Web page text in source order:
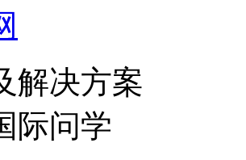
解决方案
际问学